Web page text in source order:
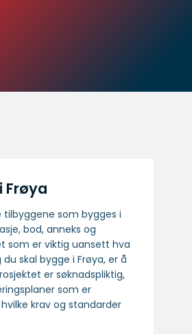
Frøya
tilbyggene som bygges i
bod, anneks og
som er viktig uansett hva
skal bygge i Frøya, er å
er søknadspliktig,
som er
krav og standarder